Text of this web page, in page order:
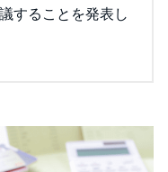
することを発表し